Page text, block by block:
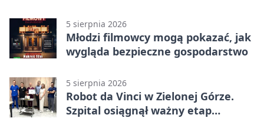
5 sierpnia 2026
Młodzi filmowcy mogą pokazać, jak
wygląda bezpieczne gospodarstwo
5 sierpnia 2026
Robot da Vinci w Zielonej Górze.
Szpital osiągnął ważny etap